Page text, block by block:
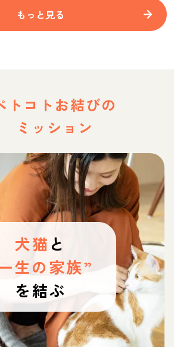
もっと見る
トコトお結びの
ミッション
犬猫 と
生の家族”
を結ぶ